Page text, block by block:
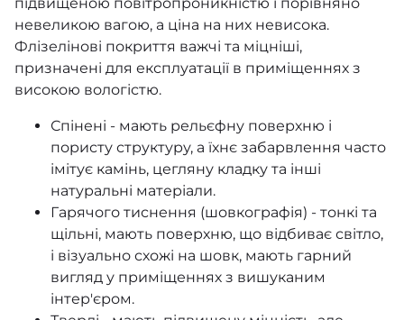
Duet
ID
Play of Light
Giles Deacon
Sustainable
Spotlight
Factory IV
невеликою вагою, а ціна на них невисока.
Флізелінові покриття важчі та міцніші,
призначені для експлуатації в приміщеннях з
високою вологістю.
Спінені - мають рельєфну поверхню і
пористу структуру, а їхнє забарвлення часто
імітує камінь, цегляну кладку та інші
натуральні матеріали.
Гарячого тиснення (шовкографія) - тонкі та
щільні, мають поверхню, що відбиває світло,
і візуально схожі на шовк, мають гарний
вигляд у приміщеннях з вишуканим
інтер'єром.